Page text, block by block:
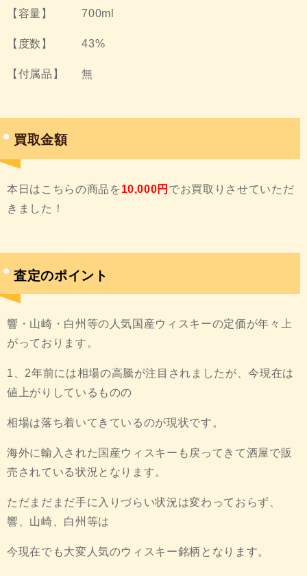
【容量】 700ml
【度数】 43%
【付属品】 無
買取金額
本日はこちらの商品を 10,000円 でお買取りさせていただ
きました！
査定のポイント
響・山崎・白州等の人気国産ウィスキーの定価が年々上
がっております。
1、2年前には相場の高騰が注目されましたが、今現在は
値上がりしているものの
相場は落ち着いてきているのが現状です。
海外に輸入された国産ウィスキーも戻ってきて酒屋で販
売されている状況となります。
ただまだまだ手に入りづらい状況は変わっておらず、
響、山崎、白州等は
今現在でも大変人気のウィスキー銘柄となります。